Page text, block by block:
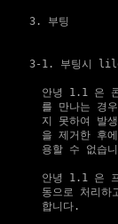
3. 부팅
3-1. 부팅시 lilo
안녕 1.1 은
를 만나는 경
지 못하여 발
을 제거한 후
용할 수 없습
안녕 1.1 은
동으로 처리하
    합니다.